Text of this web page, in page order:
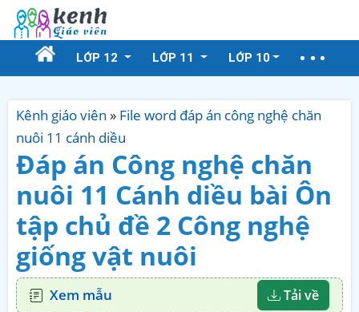
LỚP 12 LỚP 11 LỚP 10
Kênh giáo viên » File word đáp án công nghệ chăn
nuôi 11 cánh diều
Đáp án Công nghệ chăn
nuôi 11 Cánh diều bài Ôn
tập chủ đề 2 Công nghệ
giống vật nuôi
Xem mẫu Tải về